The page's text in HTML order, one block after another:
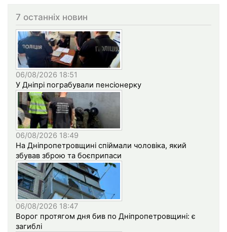
7 останніх новин
06/08/2026 18:51
У Дніпрі пограбували пенсіонерку
06/08/2026 18:49
На Дніпропетровщині спіймали чоловіка, який
збував зброю та боєприпаси
06/08/2026 18:47
Ворог протягом дня бив по Дніпропетровщині: є
загиблі